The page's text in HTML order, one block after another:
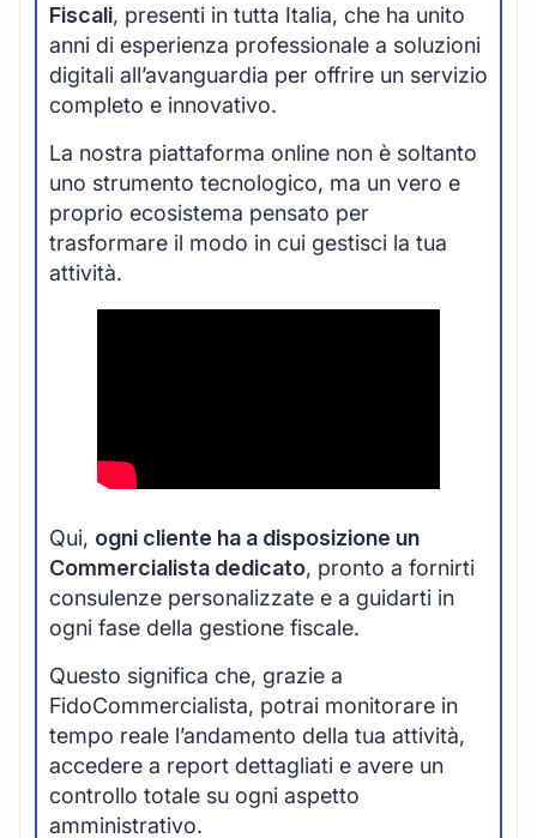
Fiscali, presenti in tutta Italia, che ha unito
anni di esperienza professionale a soluzioni
digitali all’avanguardia per offrire un servizio
completo e innovativo.
La nostra piattaforma online non è soltanto
uno strumento tecnologico, ma un vero e
proprio ecosistema pensato per
trasformare il modo in cui gestisci la tua
attività.
Qui, ogni cliente ha a disposizione un
Commercialista dedicato, pronto a fornirti
consulenze personalizzate e a guidarti in
ogni fase della gestione fiscale.
Questo significa che, grazie a
FidoCommercialista, potrai monitorare in
tempo reale l’andamento della tua attività,
accedere a report dettagliati e avere un
controllo totale su ogni aspetto
amministrativo.